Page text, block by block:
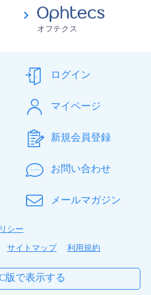
なく馴染みが良いため、コンタ
忘れてしまいそうになります。
は低いけどドライアイには最適
★★★★
たので心配でしたが、製品スペ
いのほか良い感じでリピートさ
間装着していると少し乾燥を感
価高でこのスペックのコンタク
のはかなりありがたいです。
オフテクス
ログイン
マイページ
新規会員登録
お問い合わせ
メールマガジン
シー
サイトマップ 利用規約
版で表示する